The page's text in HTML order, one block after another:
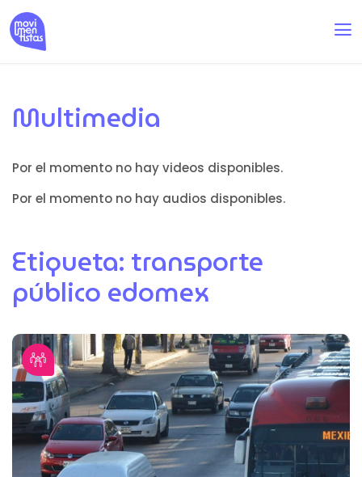
Multimedia
Por el momento no hay videos disponibles.
Por el momento no hay audios disponibles.
Etiqueta:transporte
público edomex